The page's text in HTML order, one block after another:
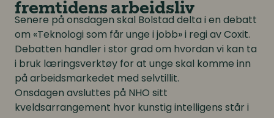
fremtidens arbeidsliv
Senere på onsdagen skal Bolstad delta i en debatt
om «Teknologi som får unge i jobb» i regi av Coxit.
Debatten handler i stor grad om hvordan vi kan ta
i bruk læringsverktøy for at unge skal komme inn
på arbeidsmarkedet med selvtillit.
Onsdagen avsluttes på NHO sitt
kveldsarrangement hvor kunstig intelligens står i